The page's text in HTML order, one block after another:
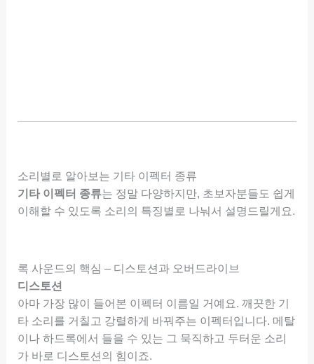
소리별로 알아보는 기타 이펙터 종류
기타 이펙터 종류는 정말 다양하지만, 초보자분들도 쉽게
이해할 수 있도록 소리의 특징별로 나눠서 설명드릴게요.
록 사운드의 핵심 – 디스토션과 오버드라이브
디스토션
아마 가장 많이 들어본 이펙터 이름일 거예요. 깨끗한 기
타 소리를 거칠고 강렬하게 바꿔주는 이펙터입니다. 메탈
이나 하드록에서 들을 수 있는 그 묵직하고 두터운 소리
가 바로 디스토션의 힘이죠.